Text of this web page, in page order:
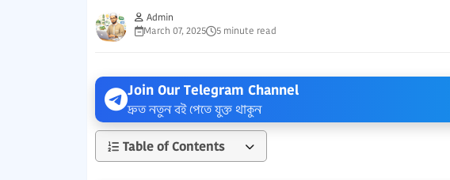
Admin
March 07, 2025
5 minute read
Join Our Telegram Channel
দ্রুত নতুন বই পেতে যুক্ত থাকুন
Table of Contents